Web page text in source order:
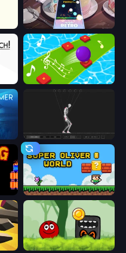
Rhythm Capture
Color Music Hop Ball Games
Skeleton Simulator
Super Oliver World
Ball Hero Adventure: Red Bounce Ball